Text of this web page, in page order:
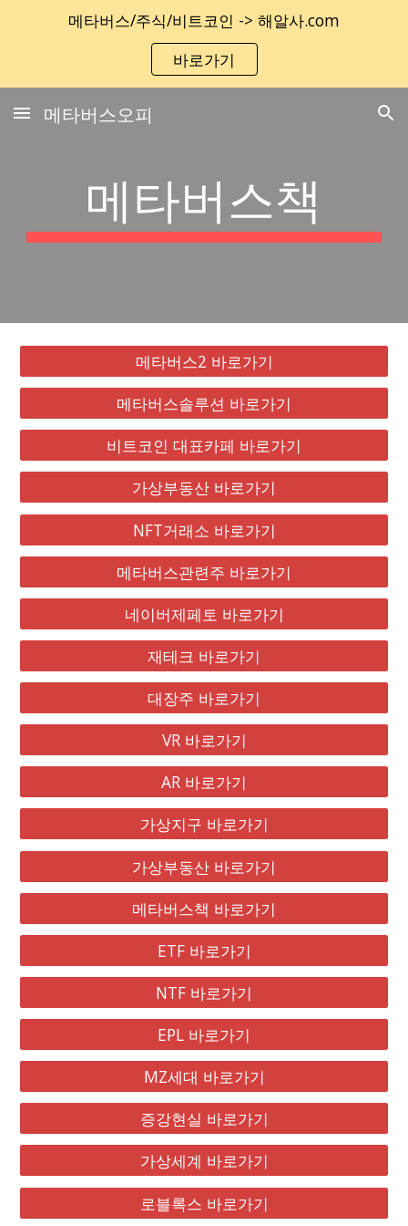
Skip to main content Skip to navigation
메타버스/주식/비트코인 -> 해알사.com
바로가기
메타버스오피
메타버스책
메타버스2 바로가기
메타버스솔루션 바로가기
비트코인 대표카페 바로가기
가상부동산 바로가기
NFT거래소 바로가기
메타버스관련주 바로가기
네이버제페토 바로가기
재테크 바로가기
대장주 바로가기
VR 바로가기
AR 바로가기
가상지구 바로가기
가상부동산 바로가기
메타버스책 바로가기
ETF 바로가기
NTF 바로가기
EPL 바로가기
MZ세대 바로가기
증강현실 바로가기
가상세계 바로가기
로블록스 바로가기